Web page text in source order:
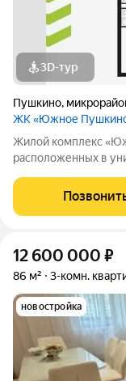
3D-тур
Пушкино,
ЖК «Южное
Жилой комплекс «Южное
расположенных в
Главная особенность сочетание уединённости и развитой
инфраструктуры.
12 600 000 ₽
86 м² 3-комн.
новостройка